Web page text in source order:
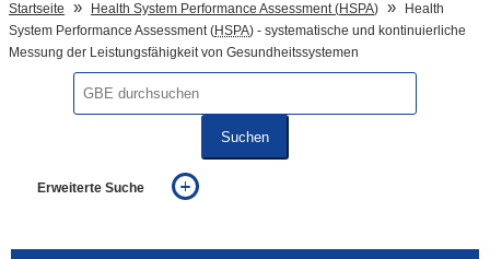
Sprachumschaltung
Startseite Health System Performance Assessment (HSPA)
Health
System Performance Assessment (HSPA) - systematische und kontinuierliche
Messung der Leistungsfähigkeit von Gesundheitssystemen
Suchen
Erweiterte Suche